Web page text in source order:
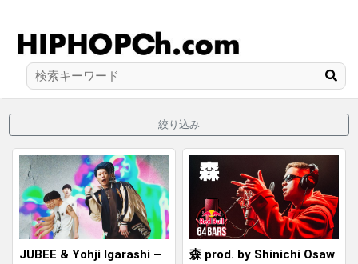
絞り込み
JUBEE & Yohji Igarashi –
森 prod. by Shinichi Osaw